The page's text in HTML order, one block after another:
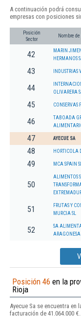
A continuación podrá
empresas con posiciones
Posición
Sector
Nombre
42
MARIN
HERMANOS
43 INDUSTRIAS
44
OLIVARERA
45 CONSERVAS
46
TABOADA
47 AYECUE SA
48 HORTICOLA
49 MCA SPAIN
50
ALIMENTOS
51
FRUTAS Y
MURCIA SL
52
SA
ARAGONESA
Posición 46 en la
Rioja
Ayecue Sa se encuentra en
facturación de 41.064.000 €.